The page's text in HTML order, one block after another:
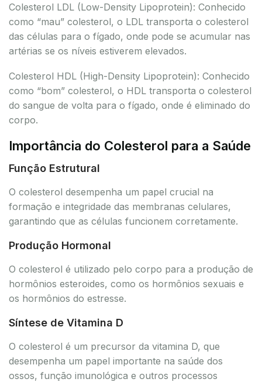
Colesterol LDL (Low-Density Lipoprotein): Conhecido
como “mau” colesterol, o LDL transporta o colesterol
das células para o fígado, onde pode se acumular nas
artérias se os níveis estiverem elevados.
Colesterol HDL (High-Density Lipoprotein): Conhecido
como “bom” colesterol, o HDL transporta o colesterol
do sangue de volta para o fígado, onde é eliminado do
corpo.
Importância do Colesterol para a Saúde
Função Estrutural
O colesterol desempenha um papel crucial na
formação e integridade das membranas celulares,
garantindo que as células funcionem corretamente.
Produção Hormonal
O colesterol é utilizado pelo corpo para a produção de
hormônios esteroides, como os hormônios sexuais e
os hormônios do estresse.
Síntese de Vitamina D
O colesterol é um precursor da vitamina D, que
desempenha um papel importante na saúde dos
ossos, função imunológica e outros processos